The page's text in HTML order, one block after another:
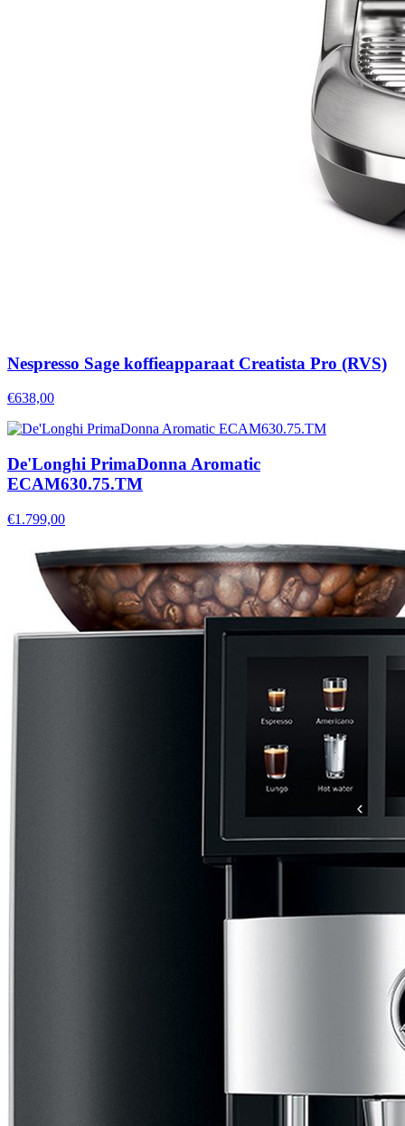
Nespresso Sage koffieapparaat Creatista Pro (RVS)
€638,00
De'Longhi PrimaDonna Aromatic
ECAM630.75.TM
€1.799,00